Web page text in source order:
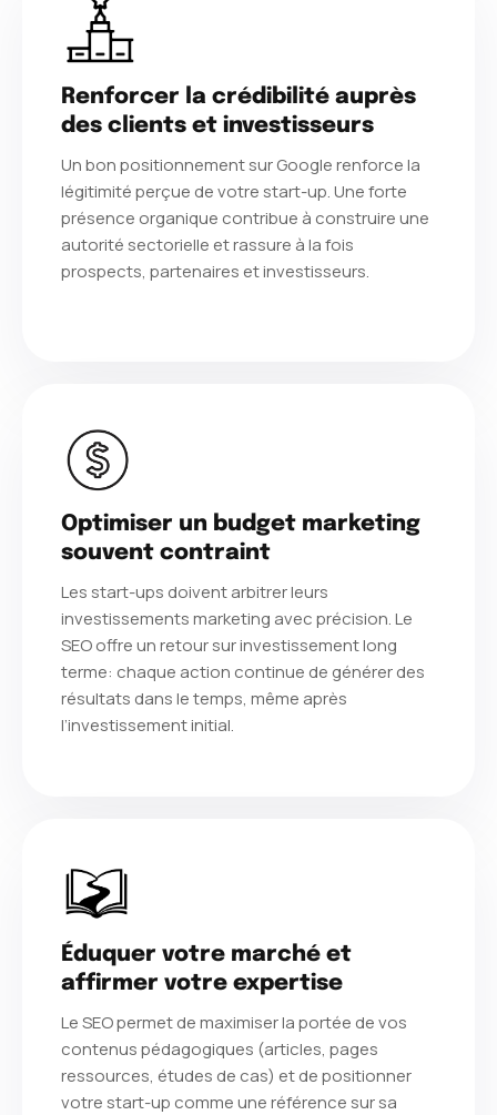
Renforcer la crédibilité auprès
des clients et investisseurs
Un bon positionnement sur Google renforce la
légitimité perçue de votre start-up. Une forte
présence organique contribue à construire une
autorité sectorielle et rassure à la fois
prospects, partenaires et investisseurs.
Optimiser un budget marketing
souvent contraint
Les start-ups doivent arbitrer leurs
investissements marketing avec précision. Le
SEO offre un retour sur investissement long
terme: chaque action continue de générer des
résultats dans le temps, même après
l’investissement initial.
Éduquer votre marché et
affirmer votre expertise
Le SEO permet de maximiser la portée de vos
contenus pédagogiques (articles, pages
ressources, études de cas) et de positionner
votre start-up comme une référence sur sa